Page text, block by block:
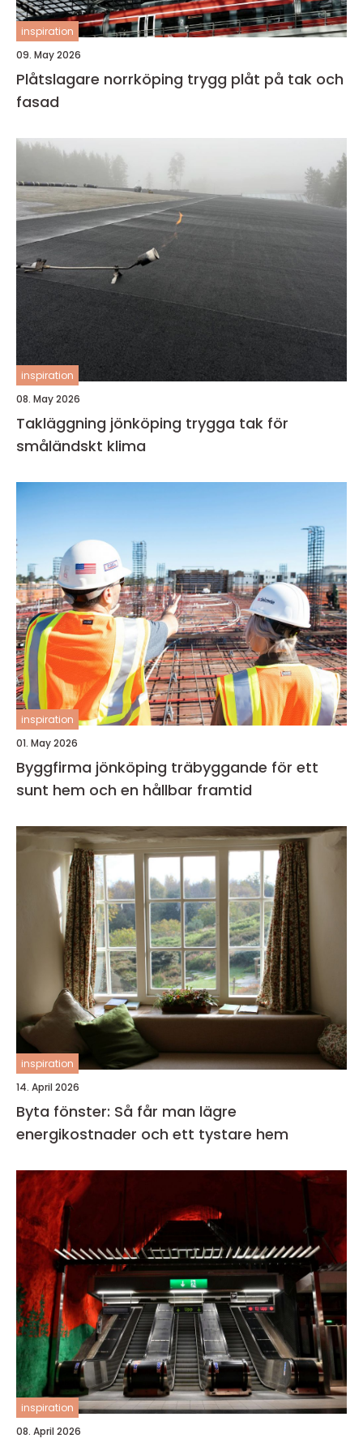
inspiration
09. May 2026
Plåtslagare norrköping trygg plåt på tak och
fasad
inspiration
08. May 2026
Takläggning jönköping trygga tak för
småländskt klima
inspiration
01. May 2026
Byggfirma jönköping träbyggande för ett
sunt hem och en hållbar framtid
inspiration
14. April 2026
Byta fönster: Så får man lägre
energikostnader och ett tystare hem
inspiration
08. April 2026